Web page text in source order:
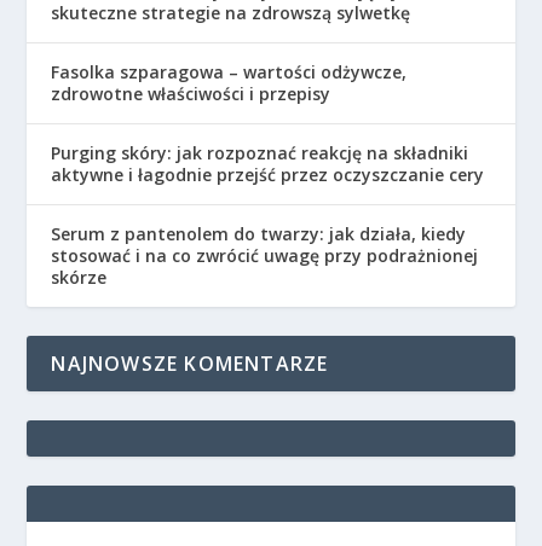
skuteczne strategie na zdrowszą sylwetkę
Fasolka szparagowa – wartości odżywcze,
zdrowotne właściwości i przepisy
Purging skóry: jak rozpoznać reakcję na składniki
aktywne i łagodnie przejść przez oczyszczanie cery
Serum z pantenolem do twarzy: jak działa, kiedy
stosować i na co zwrócić uwagę przy podrażnionej
skórze
NAJNOWSZE KOMENTARZE